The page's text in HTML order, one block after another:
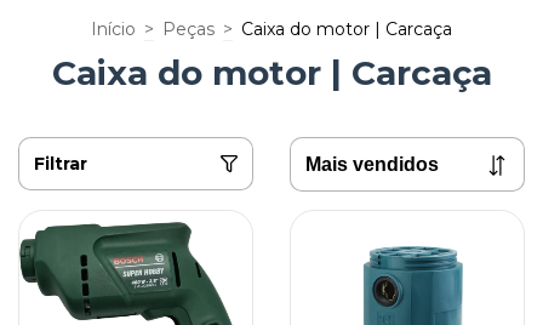
Início > Peças > Caixa do motor | Carcaça
Caixa do motor | Carcaça
Filtrar